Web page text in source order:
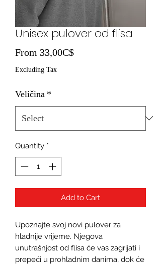
Unisex pulover od flisa
From 33,00C$Sale Price
Excluding Tax
Veličina *
Quantity *
Add to Cart
Upoznajte svoj novi pulover za
hladnije vrijeme. Njegova
unutrašnjost od flisa će vas zagrijati i
prepeći u prohladnim danima, dok će